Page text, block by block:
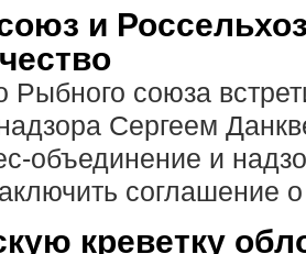
и
Рыбного союза
Сергеем
объединение и
соглашение о
креветку